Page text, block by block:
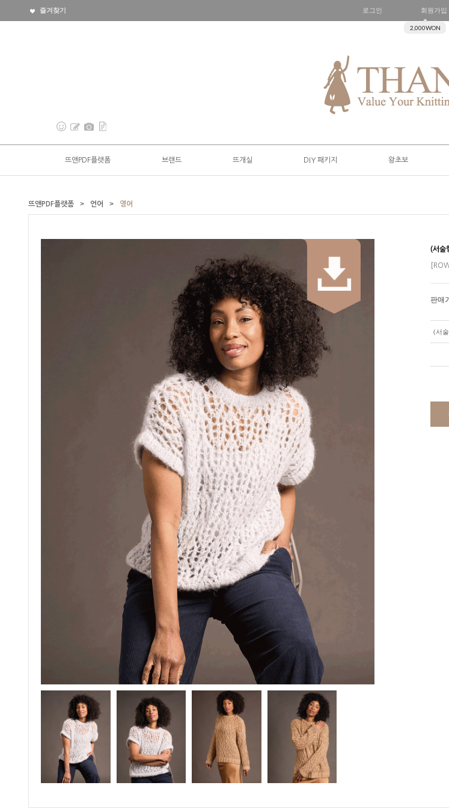
즐겨찾기 로그인 회원가입
2,000WON
뜨앤PDF플랫폼 브랜드 뜨개실 DIY 패키지 왕초보
뜨앤PDF플랫폼 > 언어 > 영어
(서술
판매
(서